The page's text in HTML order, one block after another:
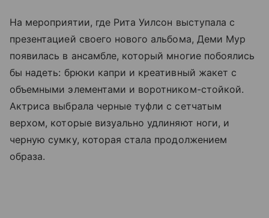
На мероприятии, где Рита Уилсон выступала с
презентацией своего нового альбома, Деми Мур
появилась в ансамбле, который многие побоялись
бы надеть: брюки капри и креативный жакет с
объемными элементами и воротником-стойкой.
Актриса выбрала черные туфли с сетчатым
верхом, которые визуально удлиняют ноги, и
черную сумку, которая стала продолжением
образа.